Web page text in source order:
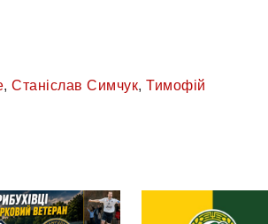
, Станіслав Симчук, Тимофій